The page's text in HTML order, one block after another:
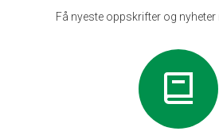
Få nyeste oppskrifter og nyheter